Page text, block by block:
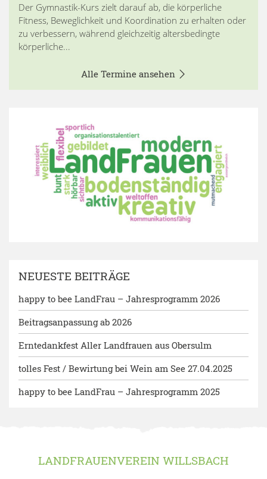
Der Gymnastik-Kurs zielt darauf ab, die körperliche
Fitness, Beweglichkeit und Koordination zu erhalten oder
zu verbessern, während gleichzeitig altersbedingte
körperliche...
Alle Termine ansehen
NEUESTE BEITRÄGE
happy to bee LandFrau – Jahresprogramm 2026
Beitragsanpassung ab 2026
Erntedankfest Aller Landfrauen aus Obersulm
tolles Fest / Bewirtung bei Wein am See 27.04.2025
happy to bee LandFrau – Jahresprogramm 2025
LANDFRAUENVEREIN WILLSBACH